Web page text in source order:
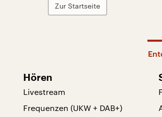
Zur Startseite
Hören
Livestream
Frequenzen (UKW + DAB+)